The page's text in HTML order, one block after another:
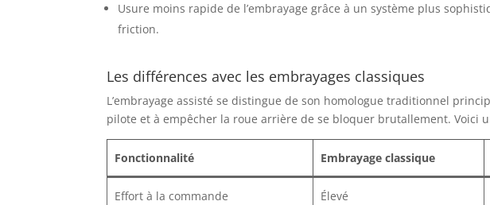
Usure moins rapide de l’embrayage grâce à un système plus
friction.
Les différences avec les embrayages classiques
L’embrayage assisté se distingue de son homologue traditionnel
pilote et à empêcher la roue arrière de se bloquer brutallement. Voici
Fonctionnalité Embrayage classique
Effort à la commande Élevé